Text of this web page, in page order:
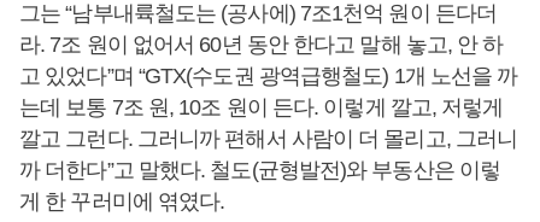
그는 “남부내륙철도는 (공사에) 7조1천억 원이 든다더
라. 7조 원이 없어서 60년 동안 한다고 말해 놓고, 안 하
고 있었다”며 “GTX(수도권 광역급행철도) 1개 노선을 까
는데 보통 7조 원, 10조 원이 든다. 이렇게 깔고, 저렇게
깔고 그런다. 그러니까 편해서 사람이 더 몰리고, 그러니
까 더한다”고 말했다. 철도(균형발전)와 부동산은 이렇
게 한 꾸러미에 엮였다.